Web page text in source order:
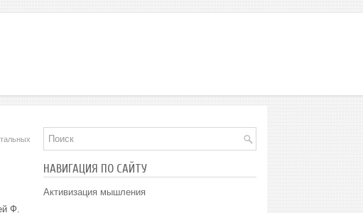
Ф.
НАВИГАЦИЯ ПО САЙТУ
Активизация мышления